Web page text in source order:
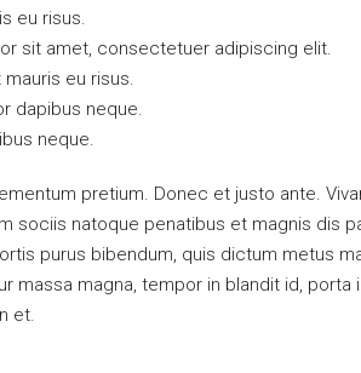
eu risus.
sit amet, consectetuer adipiscing elit.
eu risus.
dapibus neque.
neque.
pretium. Donec et justo ante.
sociis natoque penatibus et magnis dis
purus bibendum, quis dictum metus
massa magna, tempor in blandit id, porta
et.